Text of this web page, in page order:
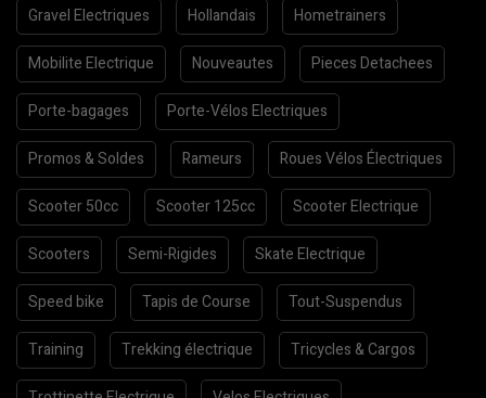
Gravel Electriques Hollandais Hometrainers
Mobilite Electrique Nouveautes Pieces Detachees
Porte-bagages Porte-Vélos Electriques
Promos & Soldes Rameurs Roues Vélos Électriques
Scooter 50cc Scooter 125cc Scooter Electrique
Scooters Semi-Rigides Skate Electrique
Speed bike Tapis de Course Tout-Suspendus
Training Trekking électrique Tricycles & Cargos